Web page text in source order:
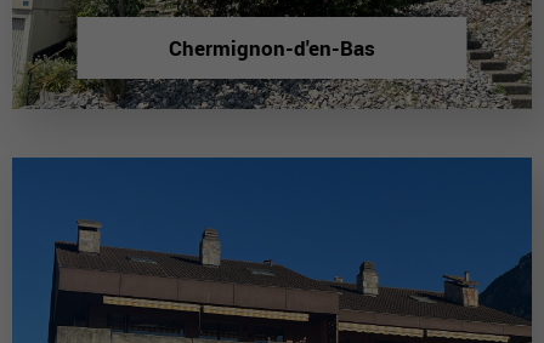
Chermignon-d'en-Bas